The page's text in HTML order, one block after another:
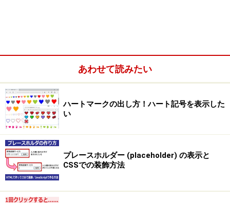
Facebookページを作ってみましょう (個人
でも簡単)
例として作成するFacebookページ
「Facebookページ」は、Facebookにアカウントがあれ
あわせて読みたい
ハートマークの出し方！ハート記号を表示した
い
プレースホルダー (placeholder) の表示と
CSSでの装飾方法